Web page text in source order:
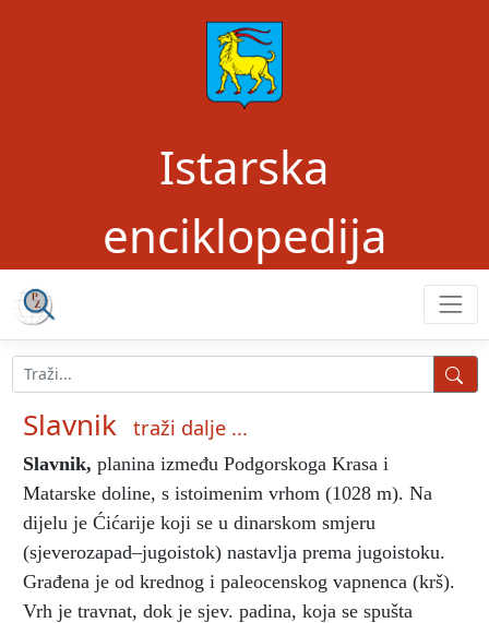
Istarska
enciklopedija
Slavnik traži dalje ...
Slavnik, planina između Podgorskoga Krasa i
Matarske doline, s istoimenim vrhom (1028 m). Na
dijelu je Ćićarije koji se u dinarskom smjeru
(sjeverozapad–jugoistok) nastavlja prema jugoistoku.
Građena je od krednog i paleocenskog vapnenca (krš).
Vrh je travnat, dok je sjev. padina, koja se spušta